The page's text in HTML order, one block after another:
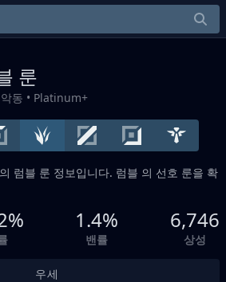
룬
동 • Platinum+
럼블 룬 정보입니다. 럼블 의 선호 룬을 확
1.4%
밴률
6,746
상성
우세